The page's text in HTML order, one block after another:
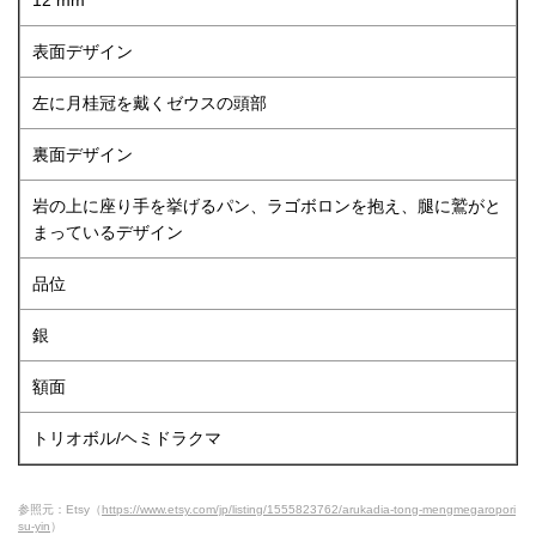
表面デザイン
左に月桂冠を戴くゼウスの頭部
裏面デザイン
岩の上に座り手を挙げるパン、ラゴボロンを抱え、腿に鷲がと
まっているデザイン
品位
銀
額面
トリオボル/ヘミドラクマ
参照元：Etsy（https://www.etsy.com/jp/listing/1555823762/arukadia-tong-mengmegaropori
su-yin ）